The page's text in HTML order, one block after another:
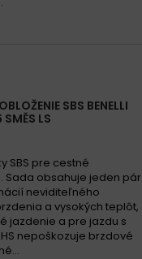
SBS BENELLI
LS
SBS pre cestné
Sada obsahuje jeden pár
neviditeľného
a vysokých teplôt,
jazdenie a pre jazdu s
nepoškozuje brzdové